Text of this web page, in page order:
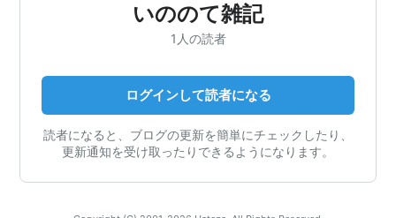
いののて雑記
1人の読者
ログインして読者になる
読者になると、ブログの更新を簡単にチェックしたり、
更新通知を受け取ったりできるようになります。